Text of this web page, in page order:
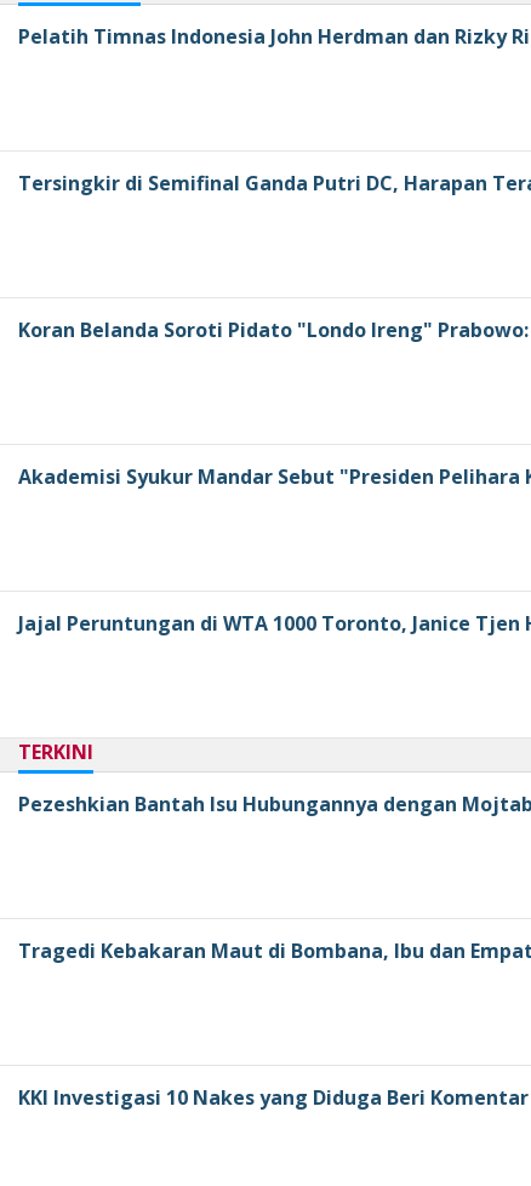
Pelatih Timnas Indonesia John Herdman dan Rizky
Tersingkir di Semifinal Ganda Putri DC, Harapan
Koran Belanda Soroti Pidato "Londo Ireng"
Akademisi Syukur Mandar Sebut "Presiden
Jajal Peruntungan di WTA 1000 Toronto, Janice
TERKINI
Pezeshkian Bantah Isu Hubungannya dengan
Tragedi Kebakaran Maut di Bombana, Ibu dan
KKI Investigasi 10 Nakes yang Diduga Beri